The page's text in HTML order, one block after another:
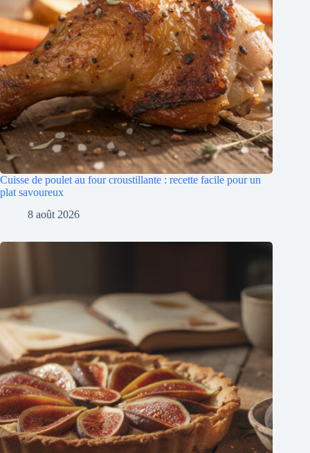
Cuisse de poulet au four croustillante : recette facile pour un
plat savoureux
8 août 2026